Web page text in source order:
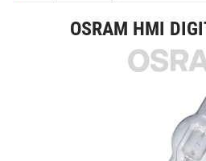
OSRAM HMI